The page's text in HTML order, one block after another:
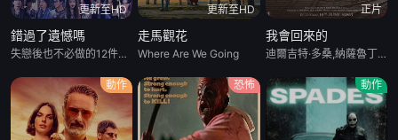
更新至HD
錯過了遺憾嗎
失戀後也不必做的12件事 / Be Yourself
更新至HD
走馬觀花
Where Are We Going
正片
我會回來的
迪爾吉特·多桑,納薩魯丁·沙,維當·雷納,沙爾瓦裏·瓦格
動作 恐怖 動作